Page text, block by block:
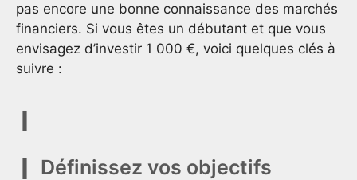
pas encore une bonne connaissance des marchés
financiers. Si vous êtes un débutant et que vous
envisagez d’investir 1 000 €, voici quelques clés à
suivre :
Définissez vos objectifs